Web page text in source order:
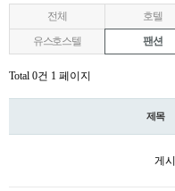
전체 호텔
유스호스텔
팬션
Total 0건 1 페이지
제목
게